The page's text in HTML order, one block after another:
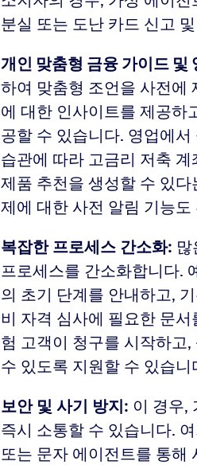
분실 또는 도난 카드 신고
개인 맞춤형 금융 가이드 및
하여 맞춤형 조언을 사전에
에 대한 인사이트를 제공하
공할 수 있습니다. 영업에
습관에 따라 고금리 저축
제품 추천을 생성할 수 있
제에 대한 사전 알림 기능
복잡한 프로세스 간소화:
프로세스를 간소화합니다.
의 초기 단계를 안내하고,
비 자격 심사에 필요한 문
험 고객이 청구를 시작하고
수 있도록 지원할 수 있습니
보안 및 사기 방지: 이 경우,
즉시 소통할 수 있습니다.
또는 문자 에이전트를 통해